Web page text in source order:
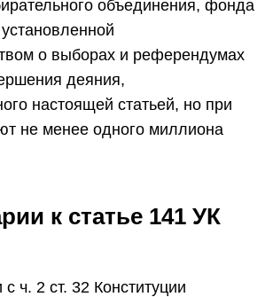
объединения, фонда
о выборах и референдумах
деяния,
настоящей статьей, но при
не менее одного миллиона
к статье 141 УК
с ч. 2 ст. 32 Конституции